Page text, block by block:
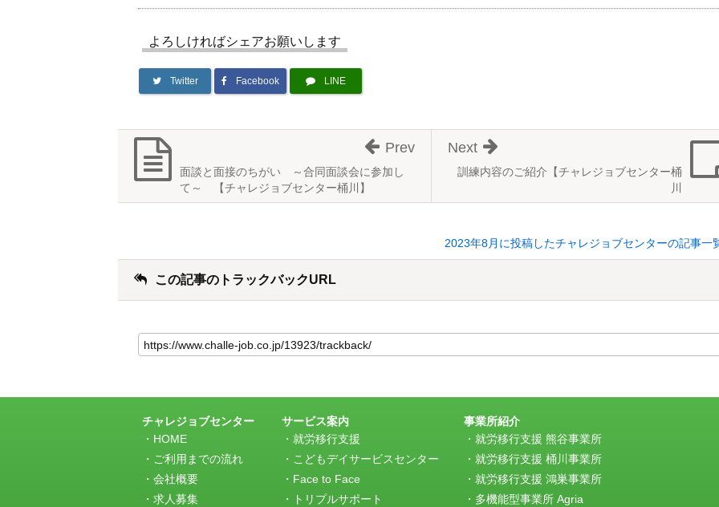
よろしければシェアお願いします
Twitter Facebook LINE
訓練内容のご紹介【チャレジョブセンター桶
川
Next
面談と面接のちがい ～合同面談会に参加し
て～ 【チャレジョブセンター桶川】
Prev
2023年8月に投稿したチャレジョブセンターの記事一
この記事のトラックバックURL
の
記
ラ
ッ
ク
チャレジョブセンター
HOME
ご利用までの流れ
会社概要
求人募集
サービス案内
就労移行支援
こどもデイサービスセンター
Face to Face
トリプルサポート
事業所紹介
就労移行支援 熊谷事業所
就労移行支援 桶川事業所
就労移行支援 鴻巣事業所
多機能型事業所 Agria